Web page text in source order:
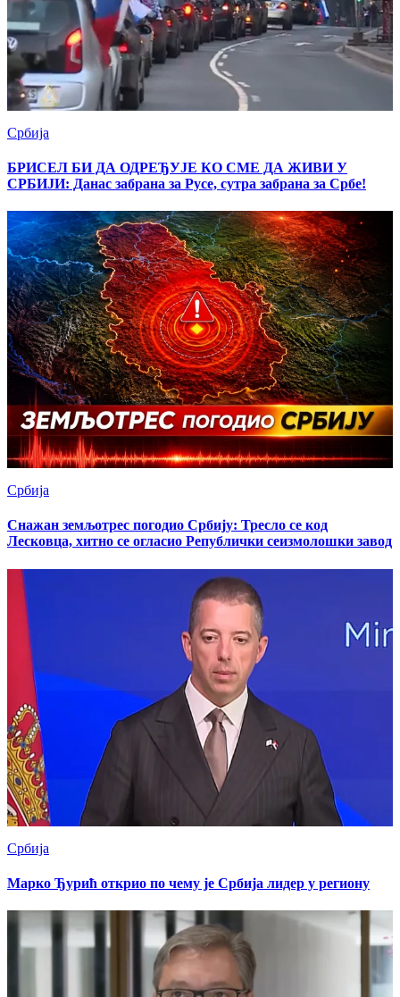
Србија
БРИСЕЛ БИ ДА ОДРЕЂУЈЕ КО СМЕ ДА ЖИВИ У
СРБИЈИ: Данас забрана за Русе, сутра забрана за Србе!
Србија
Снажан земљотрес погодио Србију: Тресло се код
Лесковца, хитно се огласио Републички сеизмолошки завод
Србија
Марко Ђурић открио по чему је Србија лидер у региону